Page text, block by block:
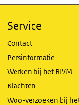
Service
Contact
Persinformatie
Werken bij het RIVM
Klachten
Woo-verzoeken bij